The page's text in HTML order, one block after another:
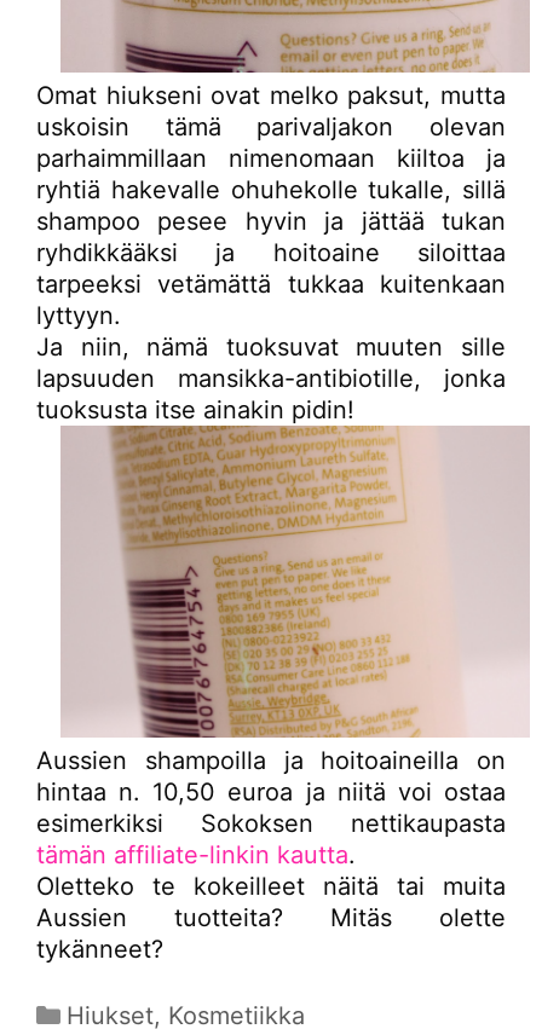
Omat hiukseni ovat melko paksut, mutta
uskoisin tämä parivaljakon olevan
parhaimmillaan nimenomaan kiiltoa ja
ryhtiä hakevalle ohuhekolle tukalle, sillä
shampoo pesee hyvin ja jättää tukan
ryhdikkääksi ja hoitoaine siloittaa
tarpeeksi vetämättä tukkaa kuitenkaan
lyttyyn.
Ja niin, nämä tuoksuvat muuten sille
lapsuuden mansikka-antibiotille, jonka
tuoksusta itse ainakin pidin!
Aussien shampoilla ja hoitoaineilla on
hintaa n. 10,50 euroa ja niitä voi ostaa
esimerkiksi Sokoksen nettikaupasta
tämän affiliate-linkin kautta.
Oletteko te kokeilleet näitä tai muita
Aussien tuotteita? Mitäs olette
tykänneet?
Kategoriat
Hiukset, Kosmetiikka